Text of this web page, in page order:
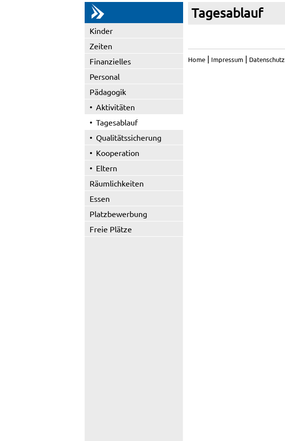
Kinder
Zeiten
Finanzielles
Personal
Pädagogik
Aktivitäten
Tagesablauf
Qualitätssicherung
Kooperation
Eltern
Räumlichkeiten
Essen
Platzbewerbung
Freie Plätze
Tagesablauf
Home | Impressum | Datenschutz